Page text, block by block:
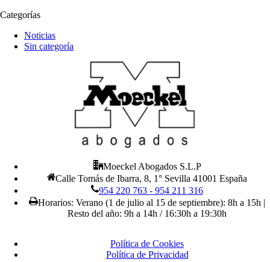
Categorías
Noticias
Sin categoría
Moeckel Abogados S.L.P
Calle Tomás de Ibarra, 8, 1° Sevilla 41001 España
954 220 763 - 954 211 316
Horarios: Verano (1 de julio al 15 de septiembre): 8h a 15h |
Resto del año: 9h a 14h / 16:30h a 19:30h
Política de Cookies
Política de Privacidad